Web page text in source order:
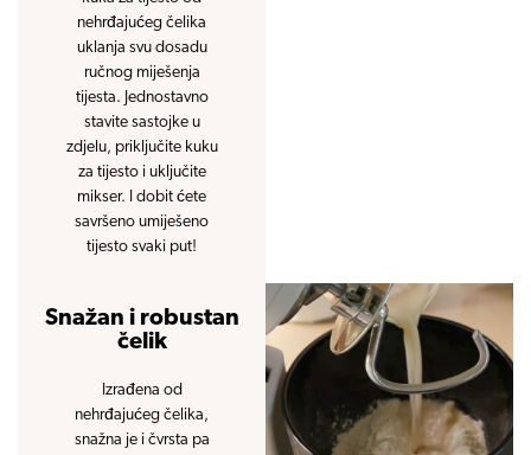
nehrđajućeg čelika
uklanja svu dosadu
ručnog miješenja
tijesta. Jednostavno
stavite sastojke u
zdjelu, priključite kuku
za tijesto i uključite
mikser. I dobit ćete
savršeno umiješeno
tijesto svaki put!
Snažan i robustan
čelik
Izrađena od
nehrđajućeg čelika,
snažna je i čvrsta pa